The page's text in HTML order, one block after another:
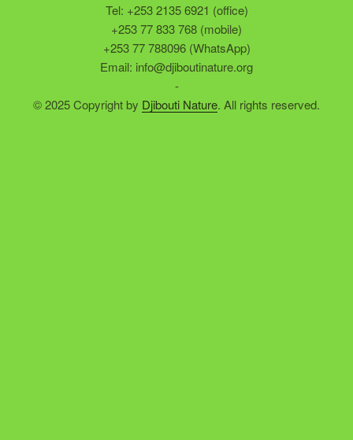
Tel: +253 2135 6921 (office)
+253 77 833 768 (mobile)
+253 77 788096 (WhatsApp)
Email: info@djiboutinature.org
-
© 2025 Copyright by Djibouti Nature. All rights reserved.